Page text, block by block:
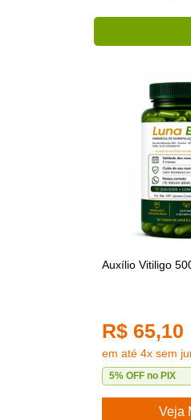
Auxílio Vitiligo
R$ 65,10
em até 4x sem
5% OFF no PIX
Veja